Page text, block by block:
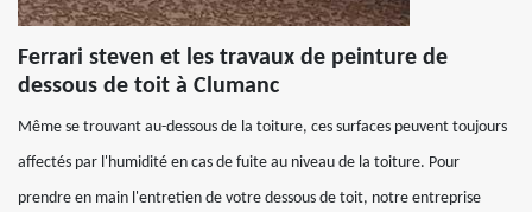
Ferrari steven et les travaux de peinture de
dessous de toit à Clumanc
Même se trouvant au-dessous de la toiture, ces surfaces peuvent toujours
affectés par l'humidité en cas de fuite au niveau de la toiture. Pour
prendre en main l'entretien de votre dessous de toit, notre entreprise